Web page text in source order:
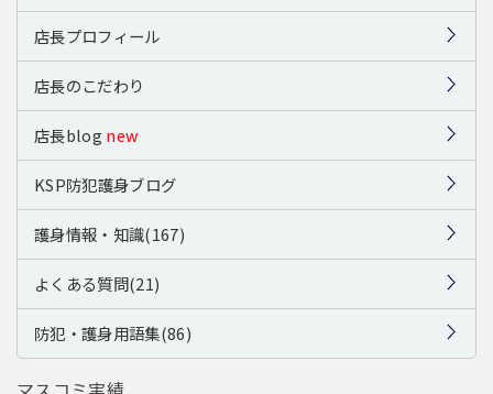
店長プロフィール
店長のこだわり
店長blog new
KSP防犯護身ブログ
護身情報・知識(167)
よくある質問(21)
防犯・護身用語集(86)